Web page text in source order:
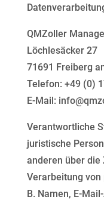
QMZoller
Löchlesäcker 27
71691 Freiberg
Telefon: +49 (0)
E-Mail:
Verantwortliche
juristische
anderen über die
Verarbeitung von
B. Namen, E-